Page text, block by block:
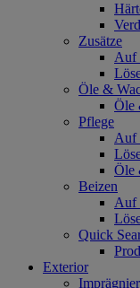
Zusätze
Auf
Öle &
Öle
Pflege
Auf
Öle
Beizen
Auf
Quick
Exterior